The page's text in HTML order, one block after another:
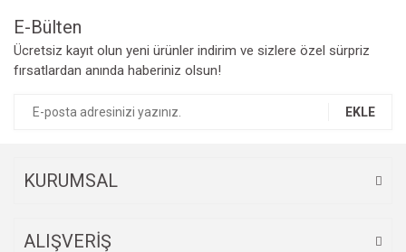
Ürün resmi kalitesiz, bozuk veya görüntülenemiyor.
Ürün açıklamasında eksik bilgiler bulunuyor.
Ürün bilgilerinde hatalar bulunuyor.
E-Bülten
Ücretsiz kayıt olun yeni ürünler indirim ve sizlere özel sürpriz
fırsatlardan anında haberiniz olsun!
EKLE
KURUMSAL
ALIŞVERİŞ